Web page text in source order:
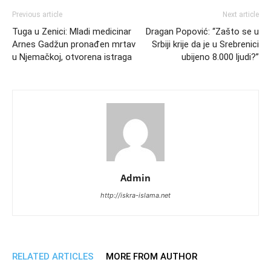
Previous article
Tuga u Zenici: Mladi medicinar
Arnes Gadžun pronađen mrtav
u Njemačkoj, otvorena istraga
Next article
Dragan Popović: “Zašto se u
Srbiji krije da je u Srebrenici
ubijeno 8.000 ljudi?”
Admin
http://iskra-islama.net
RELATED ARTICLES MORE FROM AUTHOR